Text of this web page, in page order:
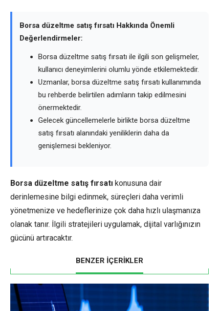
Borsa düzeltme satış fırsatı Hakkında Önemli
Değerlendirmeler:
Borsa düzeltme satış fırsatı ile ilgili son gelişmeler,
kullanıcı deneyimlerini olumlu yönde etkilemektedir.
Uzmanlar, borsa düzeltme satış fırsatı kullanımında
bu rehberde belirtilen adımların takip edilmesini
önermektedir.
Gelecek güncellemelerle birlikte borsa düzeltme
satış fırsatı alanındaki yeniliklerin daha da
genişlemesi bekleniyor.
Borsa düzeltme satış fırsatı konusuna dair
derinlemesine bilgi edinmek, süreçleri daha verimli
yönetmenize ve hedeflerinize çok daha hızlı ulaşmanıza
olanak tanır. İlgili stratejileri uygulamak, dijital varlığınızın
gücünü artıracaktır.
BENZER İÇERİKLER